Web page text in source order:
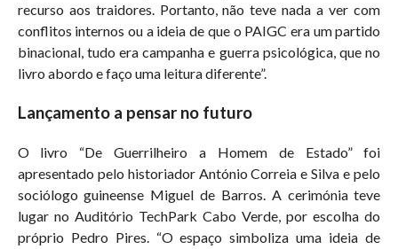
recurso aos traidores. Portanto, não teve nada a ver com
conflitos internos ou a ideia de que o PAIGC era um partido
binacional, tudo era campanha e guerra psicológica, que no
livro abordo e faço uma leitura diferente”.
Lançamento a pensar no futuro
O livro “De Guerrilheiro a Homem de Estado” foi
apresentado pelo historiador António Correia e Silva e pelo
sociólogo guineense Miguel de Barros. A cerimónia teve
lugar no Auditório TechPark Cabo Verde, por escolha do
próprio Pedro Pires. “O espaço simboliza uma ideia de